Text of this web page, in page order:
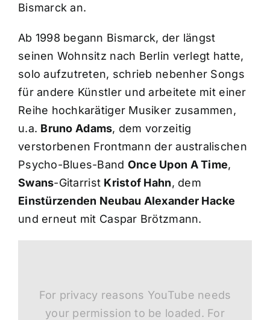
Bismarck an.
Ab 1998 begann Bismarck, der längst
seinen Wohnsitz nach Berlin verlegt hatte,
solo aufzutreten, schrieb nebenher Songs
für andere Künstler und arbeitete mit einer
Reihe hochkarätiger Musiker zusammen,
u.a. Bruno Adams, dem vorzeitig
verstorbenen Frontmann der australischen
Psycho-Blues-Band Once Upon A Time,
Swans-Gitarrist Kristof Hahn, dem
Einstürzenden Neubau Alexander Hacke
und erneut mit Caspar Brötzmann.
For privacy reasons YouTube needs
your permission to be loaded. For